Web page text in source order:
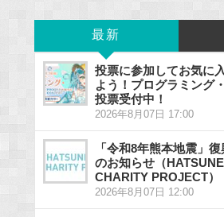
最新
投票に参加してお気に
よう！プログラミング
投票受付中！
2026年8月07日 17:00
「令和8年熊本地震」
のお知らせ（
CHARITY PROJECT）
2026年8月07日 12:00